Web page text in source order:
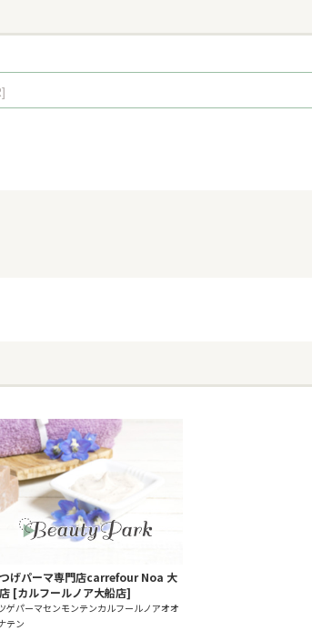
げパーマ専門店carrefour Noa 大
[カルフールノア大船店]
ゲパーマセンモンテンカルフールノアオオ
テン